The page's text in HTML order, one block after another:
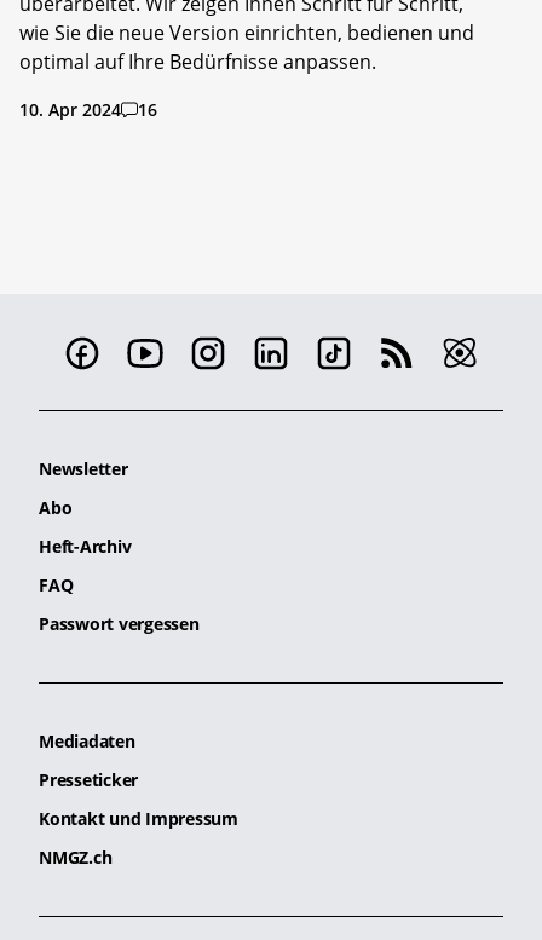
wie Sie die neue Version einrichten, bedienen und
optimal auf Ihre Bedürfnisse anpassen.
10. Apr 2024 16
Newsletter
Abo
Heft-Archiv
FAQ
Passwort vergessen
Mediadaten
Presseticker
Kontakt und Impressum
NMGZ.ch